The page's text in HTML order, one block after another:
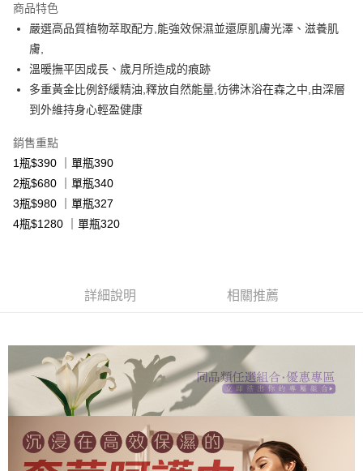
醒簡訊。
2.透過簡訊連結打開帳單後，可選擇「超商條碼／台灣大直營門市／銀行轉
帳／街口支付／iPASS MONEY」等通路繳費。
【注意事項】
1.本服務係由「台灣大哥大股份有限公司」（以下簡稱本公司）所提供，讓
買賣價金債權讓與本公司後，依約使用本公司帳單繳交帳款。
資料（包含姓名、電話或地址）提供予台灣大哥大進項蒐集、處理及利用，
由本公司與您本人進行分期帳單所需資料之確認、核對及更正。
3.完整用戶服務條款，請詳閱以下連結：
【「AFTEE先享後付」結帳流程】
結帳頁面，進行簡訊認證並確認金額後，即可完成結帳。
２．訂單成立數日內，您將收到繳費通知簡訊。
３．收到繳費通知簡訊後14天內，點擊此簡訊中的連結，可透過四大超商／
ATM／網路銀行／等多元方式進行付款，方視為交易完成。
※ 請注意：結帳手續完成當下不需立刻繳費，但若您需要取消訂單，請聯絡
購買商品的店家。未經商家同意取消之訂單仍視為有效，需透過AFTEE先享
※ 交易是否成功請以「AFTEE先享後付 」之結帳頁面顯示為準，若有關於
是否繳費成功／繳費後需取消欲退款等相關疑問，請聯繫「AFTEE先享後付
客戶支援中心」https://netprotections.freshdesk.com/support/home
１．透過由恩沛科技股份有限公司提供之「AFTEE先享後付」服務完成之交
易，需依本服務之必要範圍內提供個人資料，並將交易相關給付款項請求債
「AFTEE先享後付」，若未經同意申辦者引起之損失，本公司不負相關責
請求用戶進行身份認證。
５．嚴禁一人註冊多個帳號或使用他人資訊註冊。若發現惡意使用之情形，
恩沛科技股份有限公司將有權停止該用戶之使用額度並採取法律行動。
全家取貨付款
免運費
付款後全家取貨
免運費
7-11取貨付款
免運費
付款後7-11取貨
免運費
宅配
免運費
商品特色
嚴選高品質植物萃取配方,能強效保濕並還原肌膚光澤、滋養肌
膚,
溫暖撫平因成長、歲月所造成的痕跡
多重黃金比例舒緩精油,釋放自然能量,彷彿沐浴在森之中,由深層
到外維持身心輕盈健康
銷售重點
1瓶$390 ｜單瓶390
2瓶$680 ｜單瓶340
3瓶$980 ｜單瓶327
4瓶$1280 ｜單瓶320
詳細說明 相關推薦